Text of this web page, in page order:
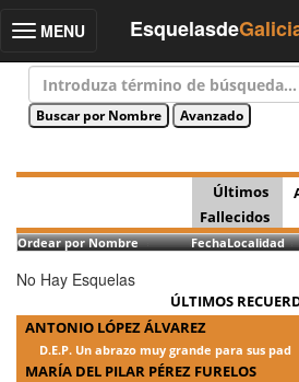
Toggle
MENU Esquelasde
Últimos
Fallecidos
Ordear por Nombre FechaLocalidad
No Hay Esquelas
ÚLTIMOS
ANTONIO LÓPEZ ÁLVAREZ
D.E.P. Un abrazo muy grande para sus pad
MARÍA DEL PILAR PÉREZ FURELOS